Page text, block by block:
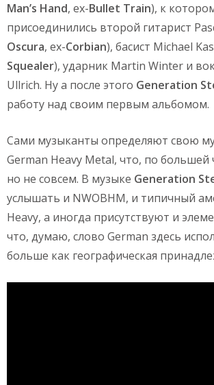
Man’s Hand, ex-Bullet Train), к
присоединились второй гитарист
Oscura, ex-Corbian), басист Michael
Squealer), ударник Martin Winter и
Ullrich. Ну а после этого Generation
работу над своим первым альбомом.
Сами музыканты определяют свою
German Heavy Metal, что, по большей
но не совсем. В музыке Generation
услышать и NWOBHM, и типичный
Heavy, а иногда присутствуют и
что, думаю, слово German здесь
больше как географическая